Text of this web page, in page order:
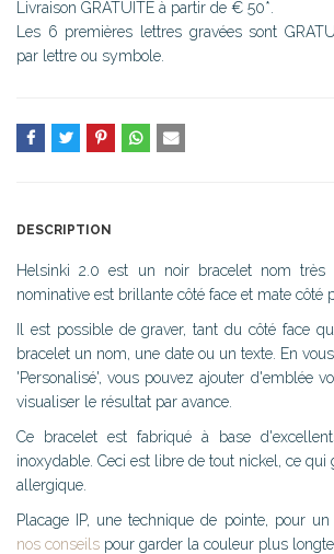
Livraison GRATUITE à partir de € 50*.
Les 6 premières lettres gravées sont
par lettre ou symbole.
DESCRIPTION
Helsinki 2.0 est un noir bracelet nom très
nominative est brillante côté face et mate côté
Il est possible de graver, tant du côté face
bracelet un nom, une date ou un texte. En
'Personalisé', vous pouvez ajouter d'emblée
visualiser le résultat par avance.
Ce bracelet est fabriqué à base
inoxydable. Ceci est libre de tout nickel, ce qui
allergique.
Placage IP, une technique de pointe, pour
nos conseils pour garder la couleur plus